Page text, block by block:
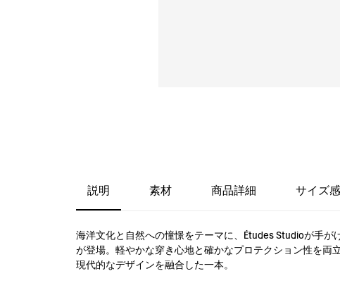
説明 素材 商品詳細 サイズ感
海洋文化と自然への憧憬をテーマに、Études Studioが手が
が登場。軽やかな穿き心地と確かなプロテクション性を両
現代的なデザインを融合した一本。